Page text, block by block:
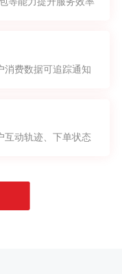
消费数据可追踪通知
互动轨迹、下单状态